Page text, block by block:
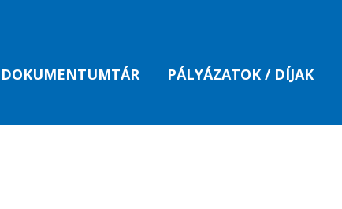
DOKUMENTUMTÁR PÁLYÁZATOK / DÍJAK